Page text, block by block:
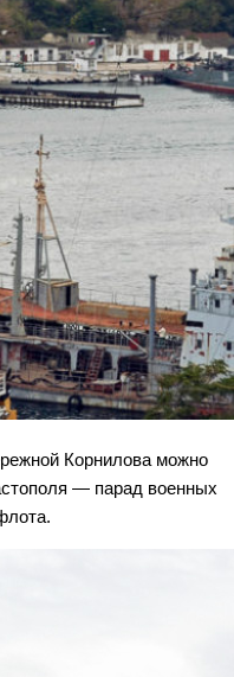
Корнилова можно
— парад военных